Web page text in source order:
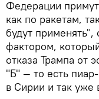
Федерации
как по ракетам,
будут применять",
фактором,
отказа Трампа от
"Б" — то есть
в Сирии и так уже